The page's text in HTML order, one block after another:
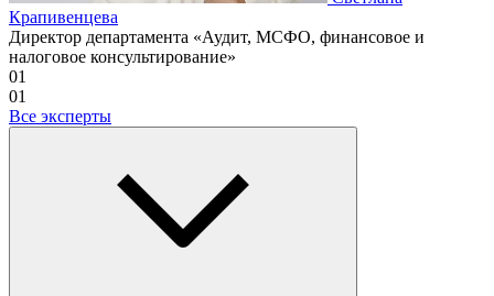
Крапивенцева
Директор департамента «Аудит, МСФО, финансовое и
налоговое консультирование»
01
01
Все эксперты